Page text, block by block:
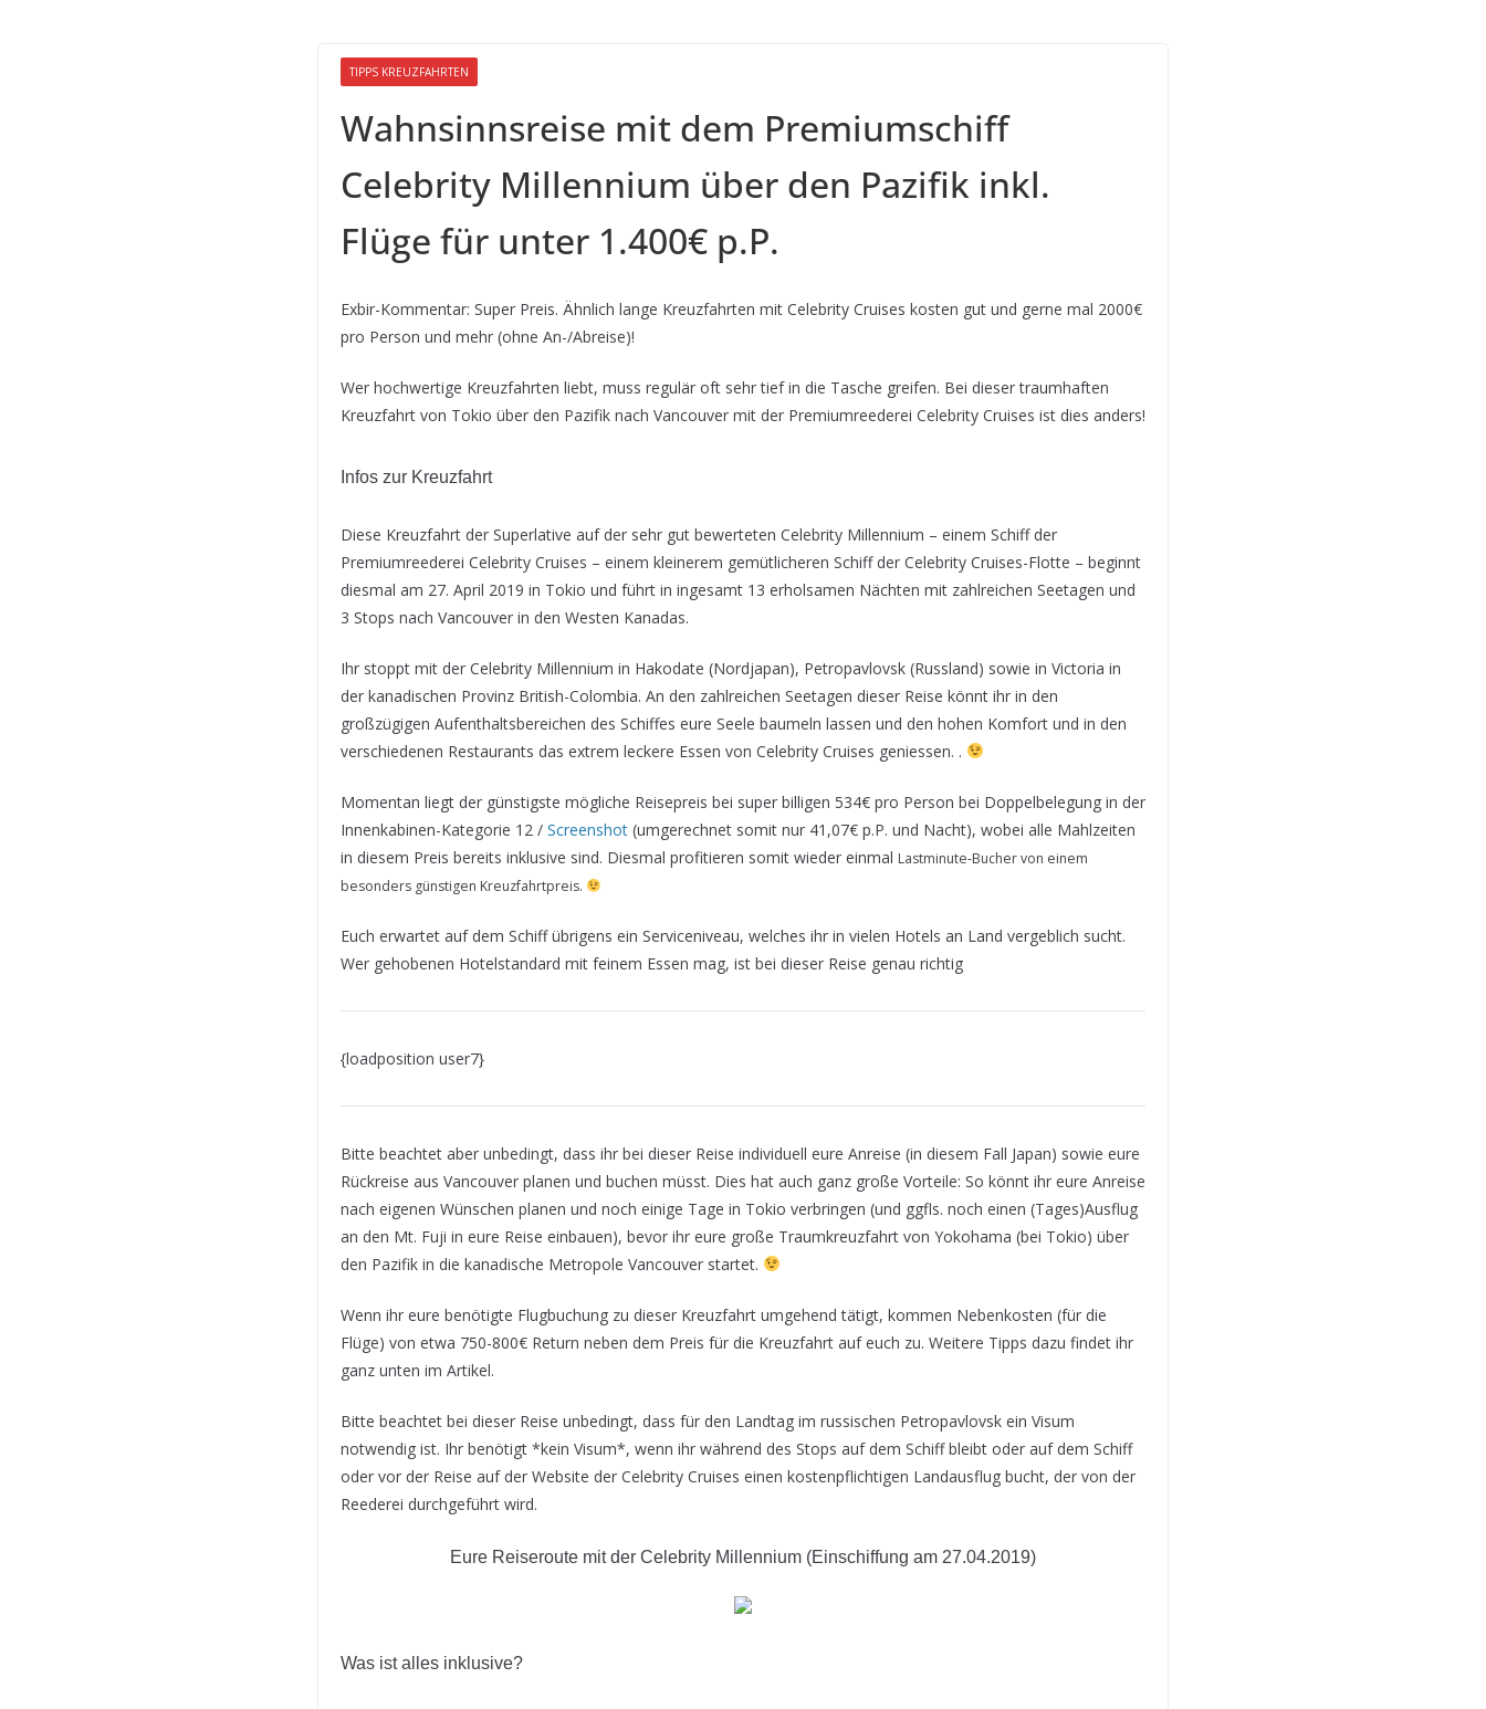
TIPPS KREUZFAHRTEN
Wahnsinnsreise mit dem Premiumschiff
Celebrity Millennium über den Pazifik inkl.
Flüge für unter 1.400€ p.P.
Exbir-Kommentar: Super Preis. Ähnlich lange Kreuzfahrten mit Celebrity Cruises kosten gut und gerne mal 2000€
pro Person und mehr (ohne An-/Abreise)!
Wer hochwertige Kreuzfahrten liebt, muss regulär oft sehr tief in die Tasche greifen. Bei dieser traumhaften
Kreuzfahrt von Tokio über den Pazifik nach Vancouver mit der Premiumreederei Celebrity Cruises ist dies anders!
Infos zur Kreuzfahrt
Diese Kreuzfahrt der Superlative auf der sehr gut bewerteten Celebrity Millennium – einem Schiff der
Premiumreederei Celebrity Cruises – einem kleinerem gemütlicheren Schiff der Celebrity Cruises-Flotte – beginnt
diesmal am 27. April 2019 in Tokio und führt in ingesamt 13 erholsamen Nächten mit zahlreichen Seetagen und
3 Stops nach Vancouver in den Westen Kanadas.
Ihr stoppt mit der Celebrity Millennium in Hakodate (Nordjapan), Petropavlovsk (Russland) sowie in Victoria in
der kanadischen Provinz British-Colombia. An den zahlreichen Seetagen dieser Reise könnt ihr in den
großzügigen Aufenthaltsbereichen des Schiffes eure Seele baumeln lassen und den hohen Komfort und in den
verschiedenen Restaurants das extrem leckere Essen von Celebrity Cruises geniessen. .
Momentan liegt der günstigste mögliche Reisepreis bei super billigen 534€ pro Person bei Doppelbelegung in der
Innenkabinen-Kategorie 12 / Screenshot (umgerechnet somit nur 41,07€ p.P. und Nacht), wobei alle Mahlzeiten
in diesem Preis bereits inklusive sind. Diesmal profitieren somit wieder einmal Lastminute-Bucher von einem
besonders günstigen Kreuzfahrtpreis.
Euch erwartet auf dem Schiff übrigens ein Serviceniveau, welches ihr in vielen Hotels an Land vergeblich sucht.
Wer gehobenen Hotelstandard mit feinem Essen mag, ist bei dieser Reise genau richtig
{loadposition user7}
Bitte beachtet aber unbedingt, dass ihr bei dieser Reise individuell eure Anreise (in diesem Fall Japan) sowie eure
Rückreise aus Vancouver planen und buchen müsst. Dies hat auch ganz große Vorteile: So könnt ihr eure Anreise
nach eigenen Wünschen planen und noch einige Tage in Tokio verbringen (und ggfls. noch einen (Tages)Ausflug
an den Mt. Fuji in eure Reise einbauen), bevor ihr eure große Traumkreuzfahrt von Yokohama (bei Tokio) über
den Pazifik in die kanadische Metropole Vancouver startet.
Wenn ihr eure benötigte Flugbuchung zu dieser Kreuzfahrt umgehend tätigt, kommen Nebenkosten (für die
Flüge) von etwa 750-800€ Return neben dem Preis für die Kreuzfahrt auf euch zu. Weitere Tipps dazu findet ihr
ganz unten im Artikel.
Bitte beachtet bei dieser Reise unbedingt, dass für den Landtag im russischen Petropavlovsk ein Visum
notwendig ist. Ihr benötigt *kein Visum*, wenn ihr während des Stops auf dem Schiff bleibt oder auf dem Schiff
oder vor der Reise auf der Website der Celebrity Cruises einen kostenpflichtigen Landausflug bucht, der von der
Reederei durchgeführt wird.
Eure Reiseroute mit der Celebrity Millennium (Einschiffung am 27.04.2019)
Was ist alles inklusive?